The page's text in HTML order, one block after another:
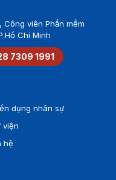
viên Phần mềm
Chí Minh
7309 1991
dụng nhân sự
viện
hệ